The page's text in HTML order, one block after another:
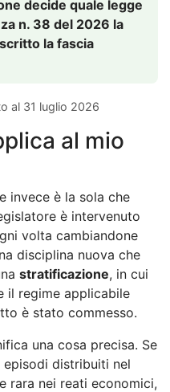
decide quale legge
n. 38 del 2026 la
la fascia
al 31 luglio 2026
al mio
invece è la sola che
è intervenuto
volta cambiandone
disciplina nuova che
stratificazione, in cui
il regime applicabile
è stato commesso.
una cosa precisa. Se
distribuiti nel
nei reati economici,